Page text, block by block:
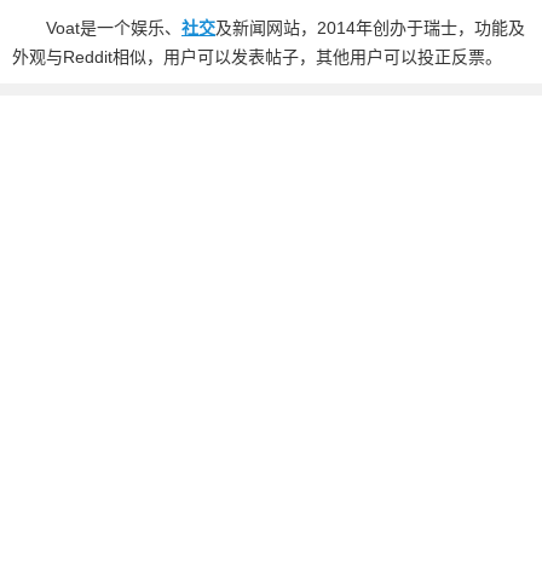
Voat是一个娱乐、 社交及新闻网站，2014年创办于瑞士，功能及
外观与Reddit相似，用户可以发表帖子，其他用户可以投正反票。